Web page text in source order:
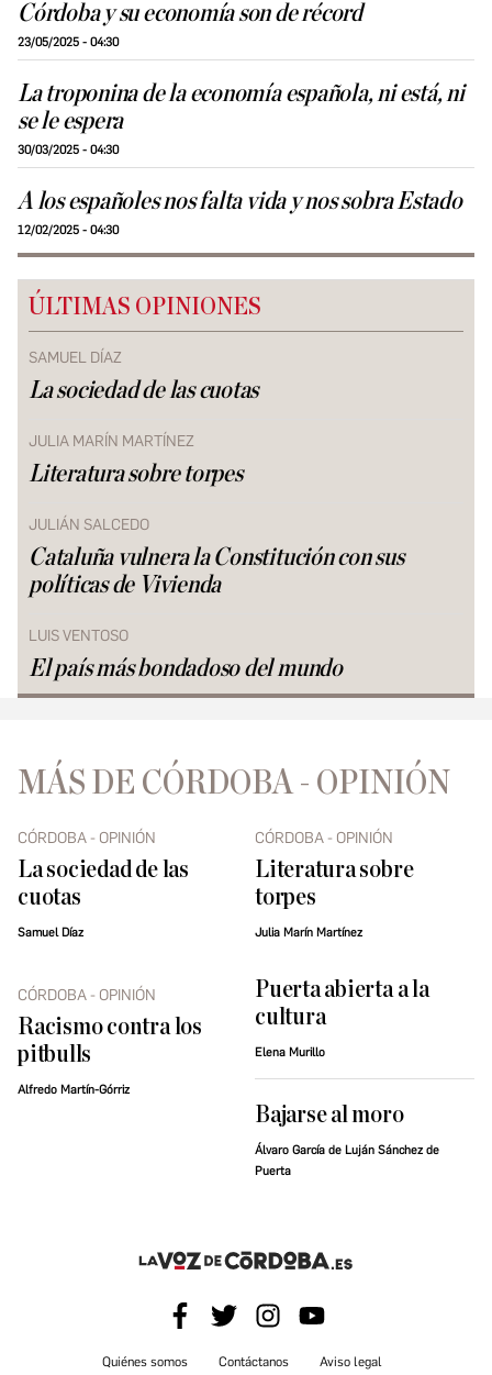
Córdoba y su economía son de récord
23/05/2025 - 04:30
La troponina de la economía española, ni está, ni
se le espera
30/03/2025 - 04:30
A los españoles nos falta vida y nos sobra Estado
12/02/2025 - 04:30
ÚLTIMAS OPINIONES
SAMUEL DÍAZ
La sociedad de las cuotas
JULIA MARÍN MARTÍNEZ
Literatura sobre torpes
JULIÁN SALCEDO
Cataluña vulnera la Constitución con sus
políticas de Vivienda
LUIS VENTOSO
El país más bondadoso del mundo
MÁS DE CÓRDOBA - OPINIÓN
CÓRDOBA - OPINIÓN
La sociedad de las
cuotas
Samuel Díaz
CÓRDOBA - OPINIÓN
Literatura sobre
torpes
Julia Marín Martínez
CÓRDOBA - OPINIÓN
Racismo contra los
pitbulls
Alfredo Martín-Górriz
Puerta abierta a la
cultura
Elena Murillo
Bajarse al moro
Álvaro García de Luján Sánchez de
Puerta
Quiénes somos Contáctanos Aviso legal